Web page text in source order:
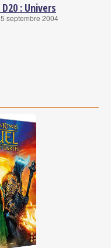
: Univers
septembre 2004